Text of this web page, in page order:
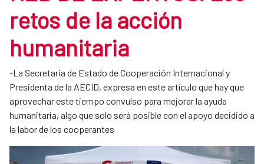
retos de la acción
humanitaria
-La Secretaria de Estado de Cooperación Internacional y
Presidenta de la AECID, expresa en este artículo que hay que
aprovechar este tiempo convulso para mejorar la ayuda
humanitaria, algo que solo será posible con el apoyo decidido a
la labor de los cooperantes